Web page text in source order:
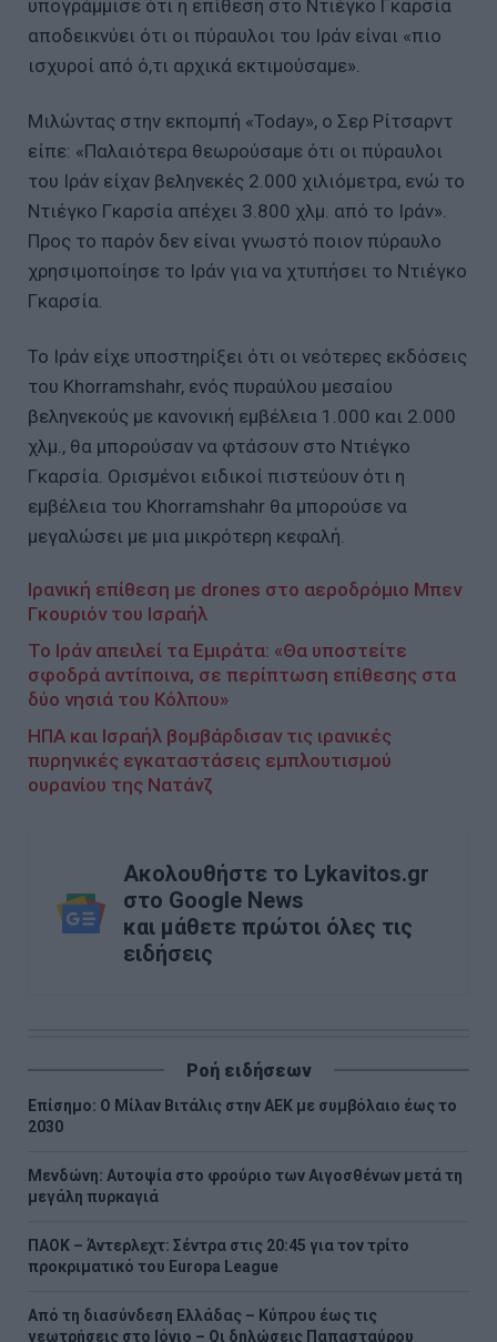
υπογράμμισε ότι η επίθεση στο Ντιέγκο Γκαρσία
αποδεικνύει ότι οι πύραυλοι του Ιράν είναι «πιο
ισχυροί από ό,τι αρχικά εκτιμούσαμε».
Μιλώντας στην εκπομπή «Today», ο Σερ Ρίτσαρντ
είπε: «Παλαιότερα θεωρούσαμε ότι οι πύραυλοι
του Ιράν είχαν βεληνεκές 2.000 χιλιόμετρα, ενώ το
Ντιέγκο Γκαρσία απέχει 3.800 χλμ. από το Ιράν».
Προς το παρόν δεν είναι γνωστό ποιον πύραυλο
χρησιμοποίησε το Ιράν για να χτυπήσει το Ντιέγκο
Γκαρσία.
Το Ιράν είχε υποστηρίξει ότι οι νεότερες εκδόσεις
του Khorramshahr, ενός πυραύλου μεσαίου
βεληνεκούς με κανονική εμβέλεια 1.000 και 2.000
χλμ., θα μπορούσαν να φτάσουν στο Ντιέγκο
Γκαρσία. Ορισμένοι ειδικοί πιστεύουν ότι η
εμβέλεια του Khorramshahr θα μπορούσε να
μεγαλώσει με μια μικρότερη κεφαλή.
Ιρανική επίθεση με drones στο αεροδρόμιο Μπεν
Γκουριόν του Ισραήλ
Το Ιράν απειλεί τα Εμιράτα: «Θα υποστείτε
σφοδρά αντίποινα, σε περίπτωση επίθεσης στα
δύο νησιά του Κόλπου»
ΗΠΑ και Ισραήλ βομβάρδισαν τις ιρανικές
πυρηνικές εγκαταστάσεις εμπλουτισμού
ουρανίου της Νατάνζ
Ακολουθήστε το Lykavitos.gr
στο Google News
και μάθετε πρώτοι όλες τις
ειδήσεις
Ροή ειδήσεων
Επίσημο: Ο Μίλαν Βιτάλις στην ΑΕΚ με συμβόλαιο έως το
2030
Μενδώνη: Αυτοψία στο φρούριο των Αιγοσθένων μετά τη
μεγάλη πυρκαγιά
ΠΑΟΚ – Άντερλεχτ: Σέντρα στις 20:45 για τον τρίτο
προκριματικό του Europa League
Από τη διασύνδεση Ελλάδας – Κύπρου έως τις
γεωτρήσεις στο Ιόνιο – Οι δηλώσεις Παπασταύρου